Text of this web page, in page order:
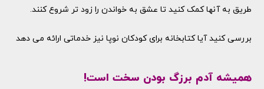
طریق به آنها کمک کنید تا عشق به خواندن را زود تر شروع کنند.
بررسی کنید آیا کتابخانه برای کودکان نوپا نیز خدماتی ارائه می دهد
همیشه آدم برزگ بودن سخت است!